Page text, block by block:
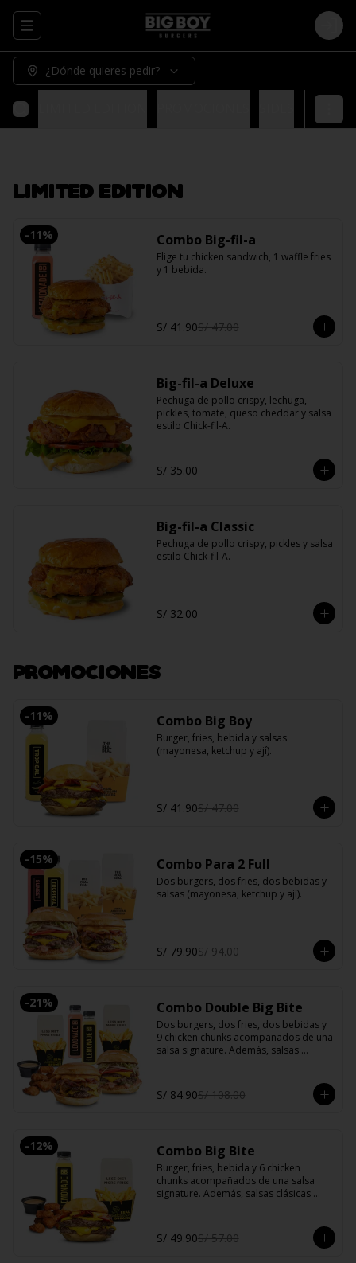
Abrir menu de navegación Login
¿Dónde quieres pedir?
LIMITED EDITION
-11% Combo Big-fil-a
Elige tu chicken sandwich, 1 waffle fries
y 1 bebida.
S/ 41.90S/ 47.00
Big-fil-a Deluxe
Pechuga de pollo crispy, lechuga,
pickles, tomate, queso cheddar y salsa
estilo Chick-fil-A.
S/ 35.00
Big-fil-a Classic
Pechuga de pollo crispy, pickles y salsa
estilo Chick-fil-A.
S/ 32.00
PROMOCIONES
-11% Combo Big Boy
Burger, fries, bebida y salsas
(mayonesa, ketchup y ají).
S/ 41.90S/ 47.00
-15% Combo Para 2 Full
Dos burgers, dos fries, dos bebidas y
salsas (mayonesa, ketchup y ají).
S/ 79.90S/ 94.00
-21% Combo Double Big Bite
Dos burgers, dos fries, dos bebidas y
9 chicken chunks acompañados de una
salsa signature. Además, salsas
S/ 84.90S/ 108.00
-12% Combo Big Bite
Burger, fries, bebida y 6 chicken
chunks acompañados de una salsa
signature. Además, salsas clásicas
S/ 49.90S/ 57.00